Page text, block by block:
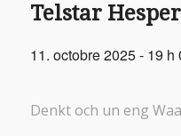
Telstar
11. octobre 2025 - 19 h
Denkt och un eng